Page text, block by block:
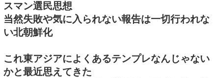
スマン選民思想
当然失敗や気に入られない報告は一切行われな
い北朝鮮化
これ東アジアによくあるテンプレなんじゃない
かと最近思えてきた